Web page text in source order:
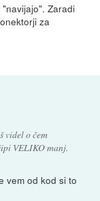
Zaradi
za
videl o čem
VELIKO manj.
vem od kod si to